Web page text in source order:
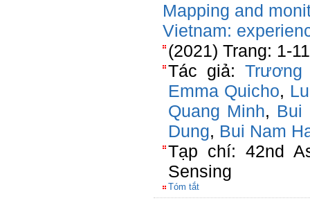
Mapping and
Vietnam:
(2021) Trang: 1-11
Tác giả: Trương
Emma Quicho,
Quang Minh, Bui
Dung, Bui Nam
Tạp chí: 42nd
Sensing
Tóm tắt